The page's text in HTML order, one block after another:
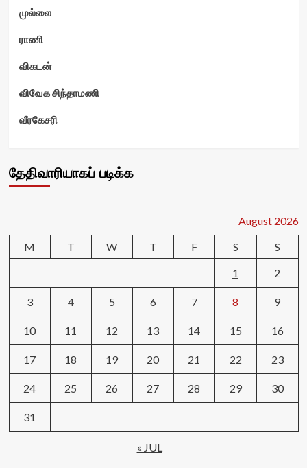
முல்லை
ராணி
விகடன்
விவேக சிந்தாமணி
வீரகேசரி
தேதிவாரியாகப் படிக்க
August 2026
M
T W T F S
S
1
2
3 4 5 6 7 8 9
10 11 12 13 14 15 16
17 18 19 20 21 22 23
24 25 26 27 28 29 30
31
« JUL